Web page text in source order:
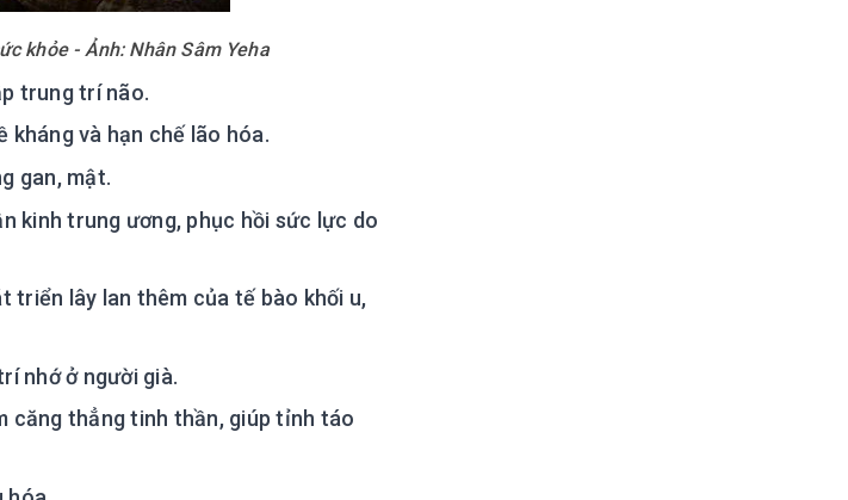
khỏe - Ảnh: Nhân Sâm Yeha
trung trí não.
và hạn chế lão hóa.
gan, mật.
kinh trung ương, phục hồi sức lực do
triển lây lan thêm của tế bào khối u,
nhớ ở người già.
căng thẳng tinh thần, giúp tỉnh táo